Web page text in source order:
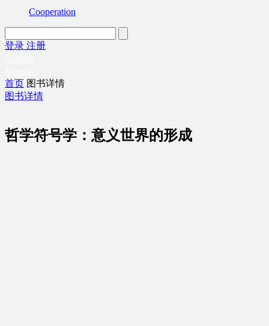
Cooperation
登录 注册
首页 图书详情
图书详情
哲学符号学：意义世界的形成